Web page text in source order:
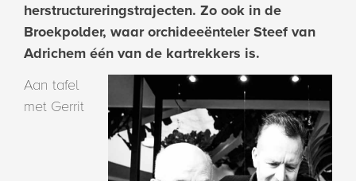
herstructureringstrajecten. Zo ook in de
Broekpolder, waar orchideeënteler Steef van
Adrichem één van de kartrekkers is.
Aan tafel
met Gerrit